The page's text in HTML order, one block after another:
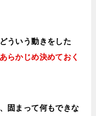
ういう動きをした
らかじめ決めておく
固まって何もできな